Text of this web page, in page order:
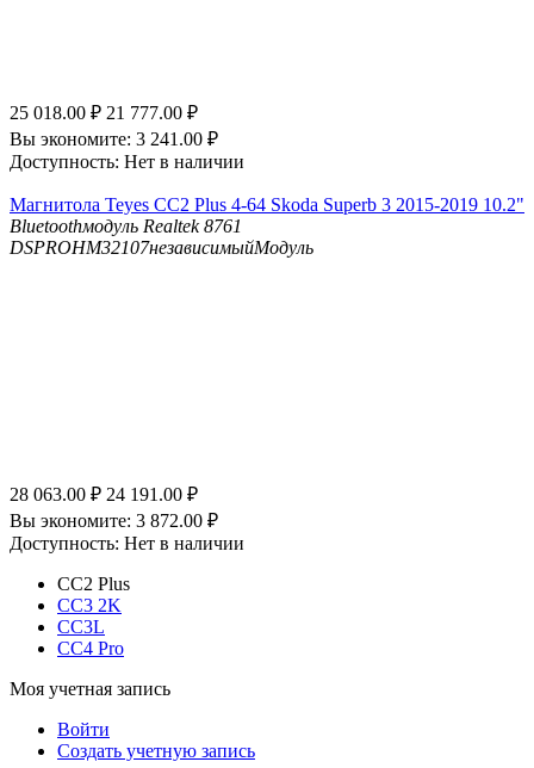
25 018.00 ₽ 21 777.00 ₽
Вы экономите: 3 241.00 ₽
Доступность: Нет в наличии
Магнитола Teyes CC2 Plus 4-64 Skoda Superb 3 2015-2019 10.2"
Bluetoothмодуль Realtek 8761
DSPROHM32107независимыйМодуль
28 063.00 ₽ 24 191.00 ₽
Вы экономите: 3 872.00 ₽
Доступность: Нет в наличии
CC2 Plus
CC3 2K
CC3L
CC4 Pro
Моя учетная запись
Войти
Создать учетную запись